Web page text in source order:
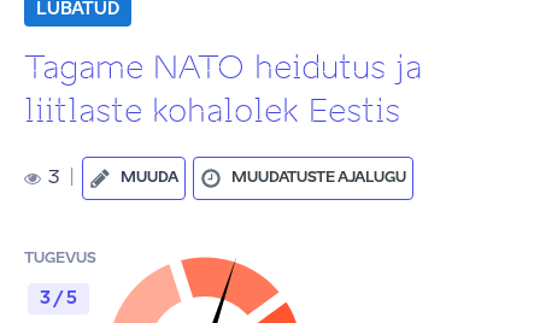
LUBATUD
Tagame NATO heidutus ja
liitlaste kohalolek Eestis
3 MUUDA MUUDATUSTE AJALUGU
TUGEVUS
3 / 5